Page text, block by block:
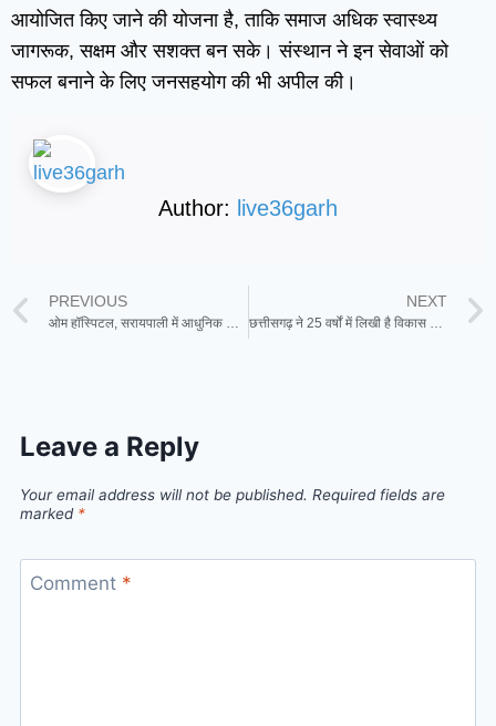
आयोजित किए जाने की योजना है, ताकि समाज अधिक स्वास्थ्य
जागरूक, सक्षम और सशक्त बन सके। संस्थान ने इन सेवाओं को
सफल बनाने के लिए जनसहयोग की भी अपील की।
Author: live36garh
PREVIOUS
ओम हॉस्पिटल, सरायपाली में आधुनिक चिकित्सा से घुटने का प्रत्यारोपण सफलतापूर्वक किया गया
NEXT
छत्तीसगढ़ ने 25 वर्षों में लिखी है विकास की नई गाथा – मुख्यमंत्री विष्णु देव साय
Leave a Reply
Your email address will not be published. Required fields are
marked *
Comment *